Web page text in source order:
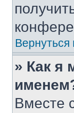
Вернуться
» Как я
Вместе